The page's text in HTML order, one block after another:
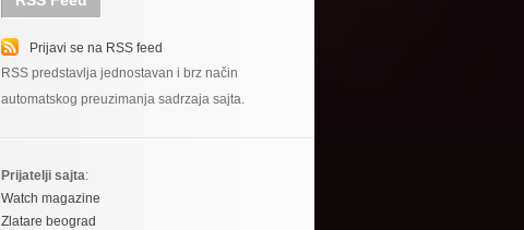
Prijavi se na RSS feed
RSS predstavlja jednostavan i brz način
automatskog preuzimanja sadrzaja sajta.
Prijatelji sajta:
Watch magazine
Zlatare beograd